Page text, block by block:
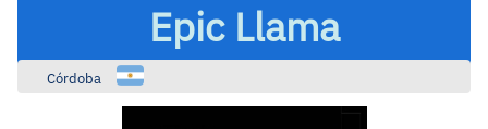
Epic Llama
Córdoba